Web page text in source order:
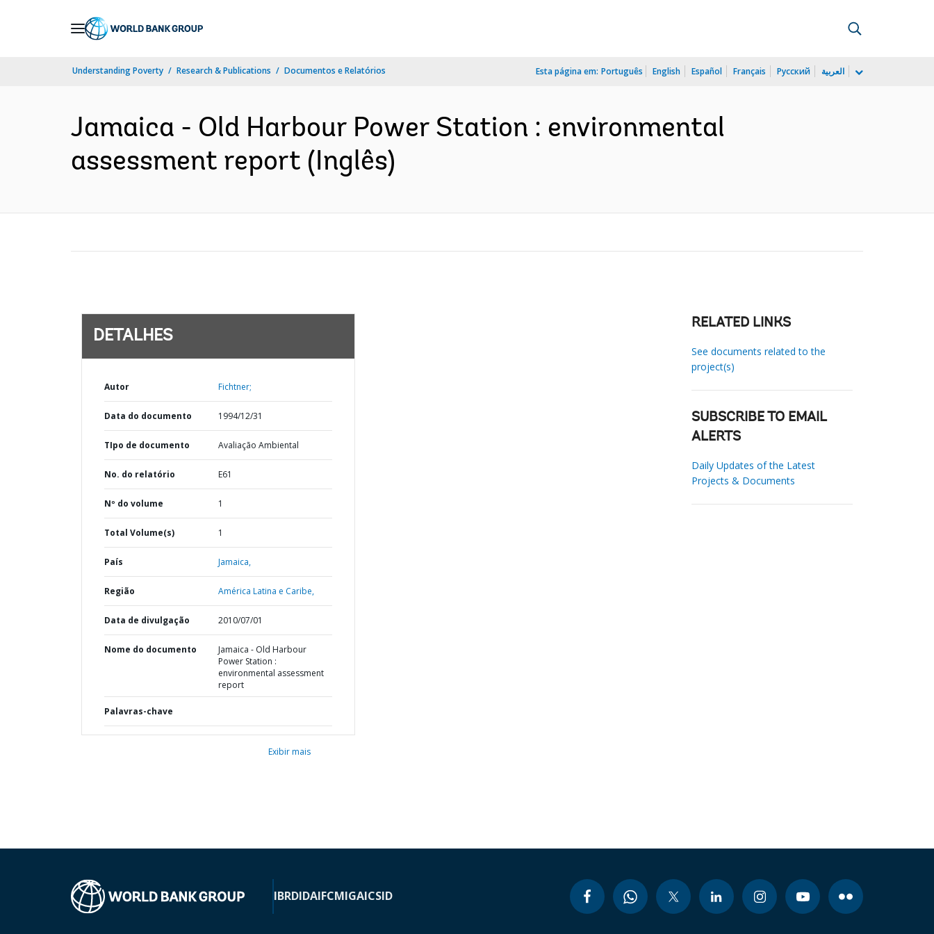
Understanding Poverty Research & Publications Documentos e Relatórios Esta página em: Português English Español Français Русский العربية
Jamaica - Old Harbour Power Station : environmental
assessment report (Inglês)
DETALHES
Autor Fichtner;
Data do documento 1994/12/31
TIpo de documento Avaliação Ambiental
No. do relatório E61
Nº do volume 1
Total Volume(s) 1
País Jamaica,
Região América Latina e Caribe,
Data de divulgação 2010/07/01
Nome do documento
Jamaica - Old Harbour
Power Station :
environmental assessment
report
Palavras-chave
Exibir mais
RELATED LINKS
See documents related to the
project(s)
SUBSCRIBE TO EMAIL
ALERTS
Daily Updates of the Latest
Projects & Documents
IBRDIDAIFCMIGAICSID